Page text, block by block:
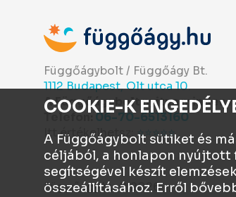
Függőágybolt / Függőágy Bt.
1112 Budapest, Olt utca 10.
A Függőágybolt nyitva minden
Telefon: 06-70-6513160
Itt értékelhetsz: ⭐⭐⭐⭐⭐
Függőágy.hu © 2026
COOKIE-K
A Függőágybolt sütiket és
céljából, a honlapon nyújtott
segítségével készít
összeállításához. Erről